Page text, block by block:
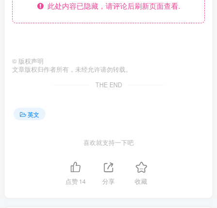
此处内容已隐藏，请评论后刷新页面查看.
© 版权声明
文章版权归作者所有，未经允许请勿转载。
THE END
英文
喜欢就支持一下吧
点赞14 分享 收藏